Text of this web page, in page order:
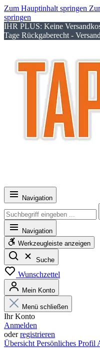
Zum Hauptinhalt springen
springen
IHR PLUS: Keine
Tage Rückgaberecht -
Navigation
Navigation
Werkzeugleiste anzeigen
Suche
Wunschzettel
Mein Konto
Menü schließen
Ihr Konto
Anmelden
oderregistrieren
Übersicht Persönliches Profil